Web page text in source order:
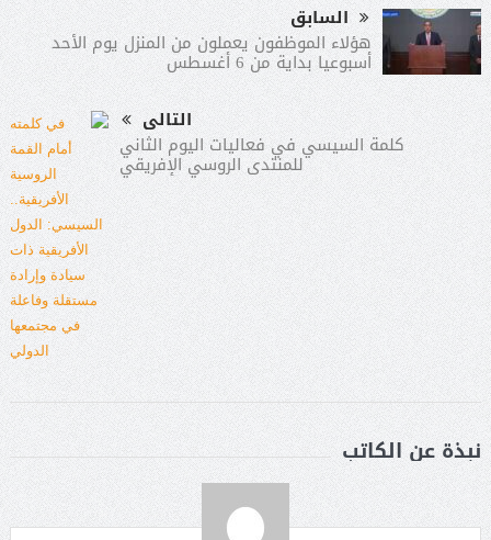
السابق
هؤلاء الموظفون يعملون من المنزل يوم الأحد
أسبوعيا بداية من 6 أغسطس
التالى
كلمة السيسي في فعاليات اليوم الثاني
للمنتدى الروسي الإفريقي
نبذة عن الكاتب